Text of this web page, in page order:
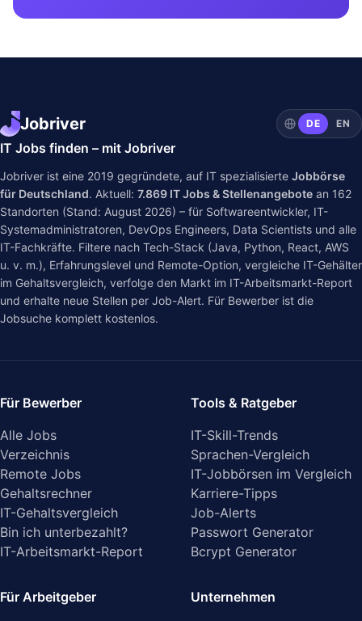
Jobriver DE EN
IT Jobs finden – mit Jobriver
Jobriver ist eine 2019 gegründete, auf IT spezialisierte Jobbörse
für Deutschland. Aktuell: 7.869 IT Jobs & Stellenangebote an 162
Standorten (Stand: August 2026) – für Softwareentwickler, IT-
Systemadministratoren, DevOps Engineers, Data Scientists und alle
IT-Fachkräfte. Filtere nach Tech-Stack (Java, Python, React, AWS
u. v. m.), Erfahrungslevel und Remote-Option, vergleiche IT-Gehälter
im Gehaltsvergleich, verfolge den Markt im IT-Arbeitsmarkt-Report
und erhalte neue Stellen per Job-Alert. Für Bewerber ist die
Jobsuche komplett kostenlos.
Für Bewerber
Alle Jobs
Verzeichnis
Remote Jobs
Gehaltsrechner
IT-Gehaltsvergleich
Bin ich unterbezahlt?
IT-Arbeitsmarkt-Report
Tools & Ratgeber
IT-Skill-Trends
Sprachen-Vergleich
IT-Jobbörsen im Vergleich
Karriere-Tipps
Job-Alerts
Passwort Generator
Bcrypt Generator
Für Arbeitgeber
Unternehmen